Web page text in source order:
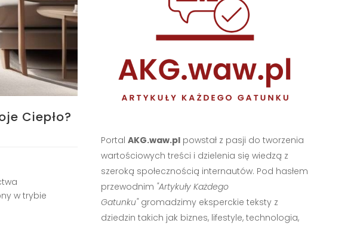
Ciepło?
w trybie
Portal AKG.waw.plpowstał z pasji do tworzenia
wartościowych treści i dzielenia się wiedzą z
szeroką społecznością internautów. Pod hasłem
przewodnim "Artykuły Każdego
Gatunku"gromadzimy eksperckie teksty z
dziedzin takich jak biznes, lifestyle, technologia,